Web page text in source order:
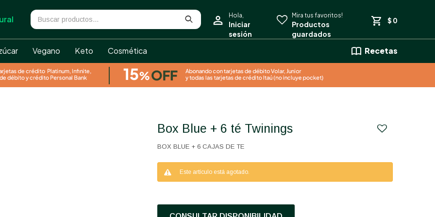
Vegano Keto Cosmética Recetas
$ 0
Box Blue + 6 té Twinings
BOX BLUE + 6 CAJAS DE TE
Este artículo está agotado.